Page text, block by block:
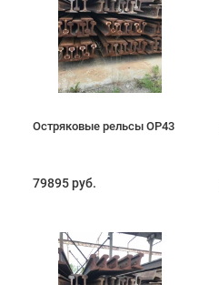
Остряковые рельсы ОР43
79895 руб.